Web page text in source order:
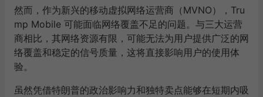
然而，作为新兴的移动虚拟网络运营商（MVNO），Tru
mp Mobile 可能面临网络覆盖不足的问题。与三大运营
商相比，其网络资源有限，可能无法为用户提供广泛的网
络覆盖和稳定的信号质量，这将直接影响用户的使用体
验。
虽然凭借特朗普的政治影响力和独特卖点能够在短期内吸